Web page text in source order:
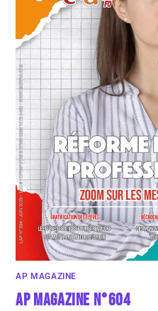
AP MAGAZINE
AP MAGAZINE N°604